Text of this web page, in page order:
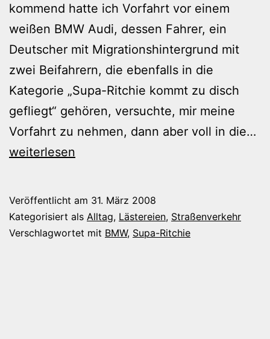
kommend hatte ich Vorfahrt vor einem
weißen BMW Audi, dessen Fahrer, ein
Deutscher mit Migrationshintergrund mit
zwei Beifahrern, die ebenfalls in die
Kategorie „Supa-Ritchie kommt zu disch
gefliegt“ gehören, versuchte, mir meine
Vorfahrt zu nehmen, dann aber voll in die…
weiterlesen
Veröffentlicht am 31. März 2008
Kategorisiert als Alltag, Lästereien, Straßenverkehr
Verschlagwortet mit BMW, Supa-Ritchie